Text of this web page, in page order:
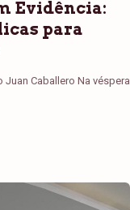
Evidência:
para
Juan Caballero Na véspera